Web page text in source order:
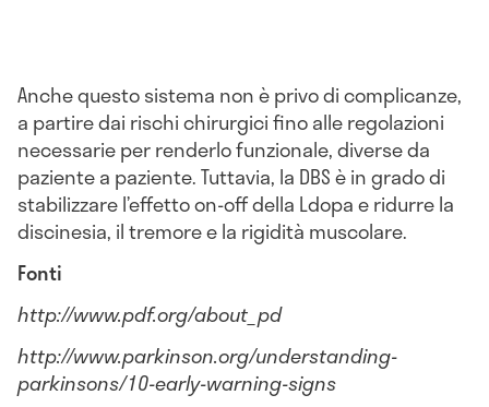
Anche questo sistema non è privo di complicanze,
a partire dai rischi chirurgici fino alle regolazioni
necessarie per renderlo funzionale, diverse da
paziente a paziente. Tuttavia, la DBS è in grado di
stabilizzare l’effetto on-off della Ldopa e ridurre la
discinesia, il tremore e la rigidità muscolare.
Fonti
http://www.pdf.org/about_pd
http://www.parkinson.org/understanding-
parkinsons/10-early-warning-signs